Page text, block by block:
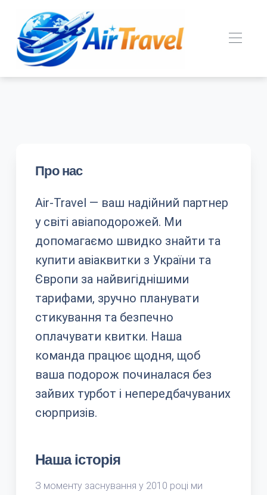
Про нас
Air-Travel — ваш надійний партнер
у світі авіаподорожей. Ми
допомагаємо швидко знайти та
купити авіаквитки з України та
Європи за найвигіднішими
тарифами, зручно планувати
стикування та безпечно
оплачувати квитки. Наша
команда працює щодня, щоб
ваша подорож починалася без
зайвих турбот і непередбачуваних
сюрпризів.
Наша історія
З моменту заснування у 2010 році ми